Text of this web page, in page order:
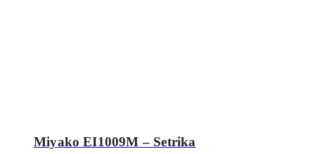
Miyako EI1009M – Setrika